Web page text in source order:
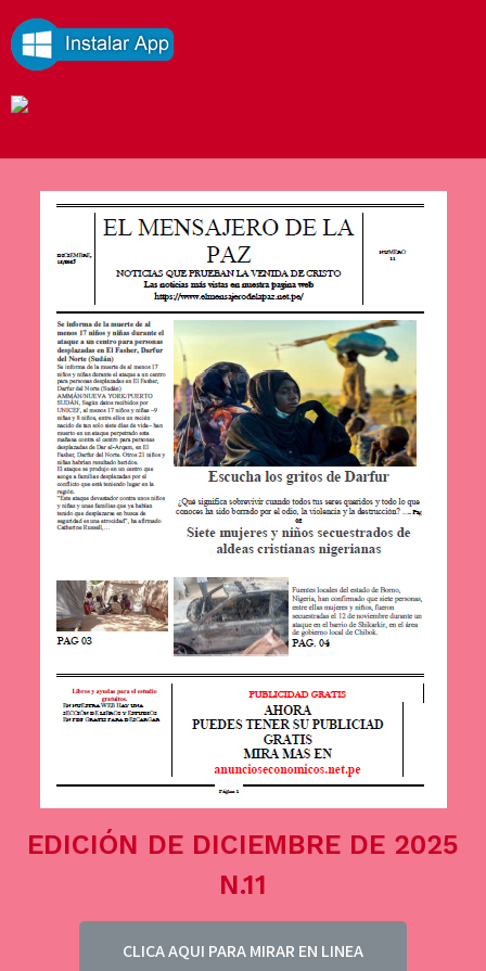
EDICIÓN DE DICIEMBRE DE 2025
N.11
CLICA AQUI PARA MIRAR EN LINEA